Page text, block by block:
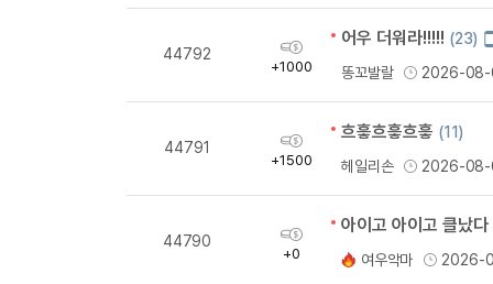
44792
획
득
+1000
어우 더워라!!!!! (23)
똥꼬발랄 2026-
44791
획
득
+1500
흐흫흐흫흐흫 (11)
헤일리손
2026-
44790
획
득
+0
아이고 아이고 클났다
여우악마
2026-